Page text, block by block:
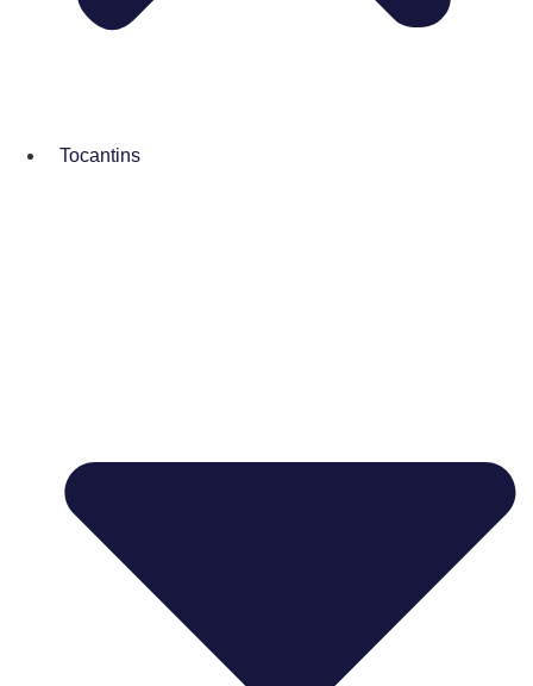
Tocantins